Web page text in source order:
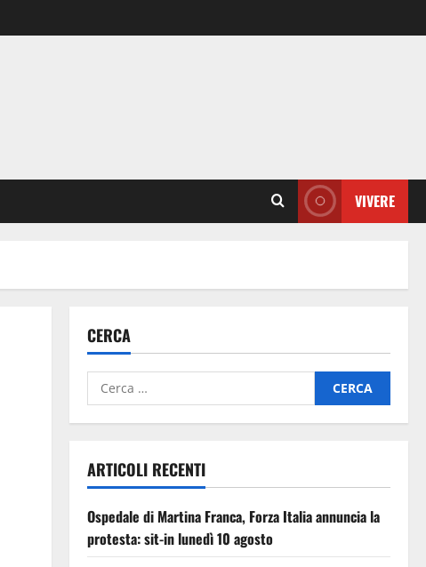
VIVERE
CERCA
ARTICOLI RECENTI
Ospedale di Martina Franca, Forza Italia annuncia la
protesta: sit-in lunedì 10 agosto